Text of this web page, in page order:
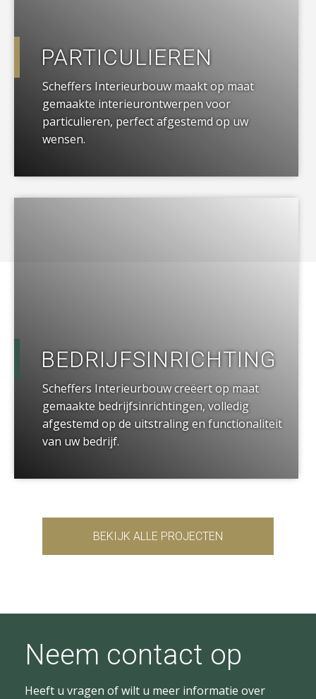
PARTICULIEREN
Scheffers Interieurbouw maakt op maat
gemaakte interieurontwerpen voor
particulieren, perfect afgestemd op uw
wensen.
BEDRIJFSINRICHTING
Scheffers Interieurbouw creëert op maat
gemaakte bedrijfsinrichtingen, volledig
afgestemd op de uitstraling en functionaliteit
van uw bedrijf.
BEKIJK ALLE PROJECTEN
Neem contact op
Heeft u vragen of wilt u meer informatie over